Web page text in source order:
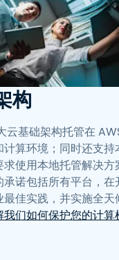
构
基础架构托管在
算环境；同时还支持
使用本地托管解决
诺包括所有平台，
佳实践，并实施全
我们如何保护您的计